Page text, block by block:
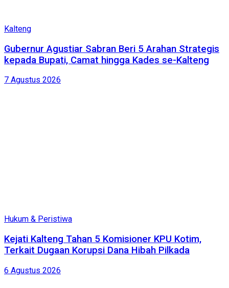
Kalteng
Gubernur Agustiar Sabran Beri 5 Arahan Strategis
kepada Bupati, Camat hingga Kades se-Kalteng
7 Agustus 2026
Hukum & Peristiwa
Kejati Kalteng Tahan 5 Komisioner KPU Kotim,
Terkait Dugaan Korupsi Dana Hibah Pilkada
6 Agustus 2026